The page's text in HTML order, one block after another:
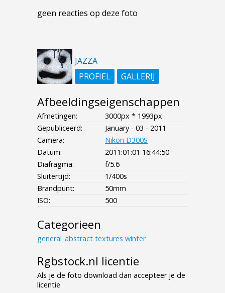
geen reacties op deze foto
JAZZA
PROFIEL
GALLERIJ
Afbeeldingseigenschappen
Afmetingen:
3000px * 1993px
Gepubliceerd:
January - 03 - 2011
Camera:
Nikon D300S
Datum:
2011:01:01 16:44:50
Diafragma:
f/5.6
Sluitertijd:
1/400s
Brandpunt:
50mm
ISO:
500
Categorieen
general_abstract textures winter
Rgbstock.nl licentie
Als je de foto download dan accepteer je de
licentie